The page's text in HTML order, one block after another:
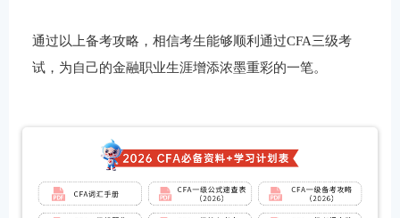
通过以上备考攻略，相信考生能够顺利通过CFA三级考
试，为自己的金融职业生涯增添浓墨重彩的一笔。